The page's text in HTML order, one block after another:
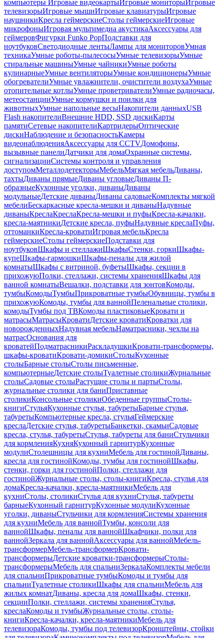
компьютеры Игровые видеокартыИгровые мониторыИгровые
телевизорыИгровые мышиИгровые клавиатурыИгровые
наушникиКресла геймерскиеСтолы геймерскиеИгровые
микрофоныИгровая мультимедиа акустикаАксессуары для
геймеровФигурки Funko PopПодставки для
ноутбуковСветодиодные лентыЛампы для мониторовУмная
техникаУмные роботы-пылесосыУмные телевизорыУмные
стиральные машиныУмные чайникиУмные роботы
кулинарныеУмные вентиляторыУмные кондиционерыУмные
обогревателиУмные увлажнители, очистители воздухаУмные
отопительные котлыУмные проветривателиУмные радиочасы,
метеостанцииУмные кормушки и поилки для
животныхУмные напольные весыНакопители данныхUSB
Flash накопителиВнешние HDD, SSD дискиКарты
памятиСетевые накопителиКартридерыОптические
дискиНаблюдение и безопасностьКамеры
видеонаблюденияАксессуары для CCTVДомофоны,
вызывные панелиДатчики для домаОхранные системы,
сигнализацииСистемы контроля и управления
доступомМеталлодетекторыМебельМягкая мебельДиваны,
тахтыДиваны прямыеДиваны угловыеДиваны П-
образныеКухонные уголки, диваныДиваны
модульныеДетские диваныДиваны садовыеКомплекты мягкой
мебелиБескаркасные кресла-мешки и диваныНадувные
диваныКреслаКреслаКресла-мешки и пуфыКресла-качалки,
кресла-маятникиДетские кресла, пуфыНадувные креслаПуфы,
оттоманкиКресла-кроватиИгровая мебельКресла
геймерскиеСтолы геймерскиеПодставки для
ноутбуковШкафы и стеллажиШкафыСтенки, горкиШкафы-
купеШкафы-гармошкиШкафы-пеналы для жилой
комнатыШкафы с витриной, буфетыШкафы, секции в
прихожуюПолки, стеллажи, системы храненияШкафы для
ванной комнатыВешалки, подставки для зонтовКомоды,
тумбыКомодыТумбыПрикроватные тумбыОбувницы, тумбы в
прихожуюКомоды, тумбы для ваннойПеленальные столики,
комодыТумбы под ТВКомоды пластиковыеКровати и
матрасыМатрасыКроватиДетские кроватиКроватки для
новорожденныхНадувная мебельНаматрасники, чехлы на
матрасОснования для
кроватейПодматрасникиРаскладушкиКровати-трансформеры,
шкафы-кроватиКровати-домикиСтолыКухонные
столыБарные столыСтолы письменные,
компьютерныеДетские столыТуалетные столикиЖурнальные
столыСадовые столыРастущие столы и партыСтолы,
журнальные столики для баниПриставные
столикиКонсольные столикиОбеденные группыСтолы-
книгиСтульяКухонные стулья, табуретыБарные стулья,
табуретыКомпьютерные кресла, стульяГеймерские
креслаДетские стулья, табуретыБанкетки, скамьиСадовые
кресла, стулья, табуретыСтулья, табуреты для баниСтульчики
для кормленияКухняКухонный гарнитурКухонные
модулиСтолешницы для кухниМебель для гостинойДиваны,
кресла для гостинойКомоды, тумбы для гостинойШкафы,
стенки, горки для гостинойПолки, стеллажи для
гостинойЖурнальные столы, столы-книгиКресла, стулья для
домаКресла-качалки, кресла-маятникиМебель для
кухниСтолы, столикиСтулья для кухниСтулья, табуреты
барныеКухонный гарнитурКухонные модулиКухонные
уголки, диваныСтульчики для кормленияСистемы хранения
для кухниМебель для ваннойТумбы, консоли для
ваннойШкафы, пеналы для ваннойШкафчики, полки для
ваннойЗеркала для ваннойАксессуары для ваннойМебель-
трансформерМебель-трансформерКровати-
трансформерыДетские кроватки-трансформерыСтолы-
трансформерыМебель для спальниЗеркалаКомплекты мебели
для спальниПрикроватные тумбыКомоды и тумбы для
спальниТуалетные столикиШкафы для спальниМебель для
жилых комнатДиваны, кресла для домаШкафы, стенки,
секцииПолки, стеллажи, системы храненияСтулья,
креслаКомоды и тумбыЖурнальные столы, столы-
книгиКресла-качалки, кресла-маятникиМебель для
телевизораКомоды, тумбы под телевизорКронштейны, стойки